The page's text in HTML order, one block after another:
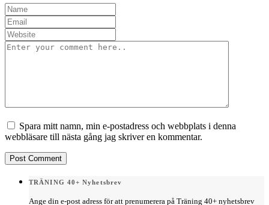
Spara mitt namn, min e-postadress och webbplats i denna
webbläsare till nästa gång jag skriver en kommentar.
TRÄNING 40+ Nyhetsbrev
Ange din e-post adress för att prenumerera på Träning 40+ nyhetsbrev